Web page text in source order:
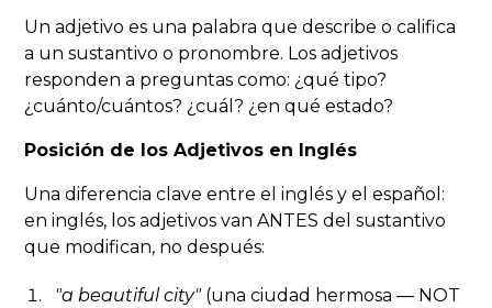
Un adjetivo es una palabra que describe o califica
a un sustantivo o pronombre. Los adjetivos
responden a preguntas como: ¿qué tipo?
¿cuánto/cuántos? ¿cuál? ¿en qué estado?
Posición de los Adjetivos en Inglés
Una diferencia clave entre el inglés y el español:
en inglés, los adjetivos van ANTES del sustantivo
que modifican, no después:
"abeautiful city"(una ciudad hermosa — NOT